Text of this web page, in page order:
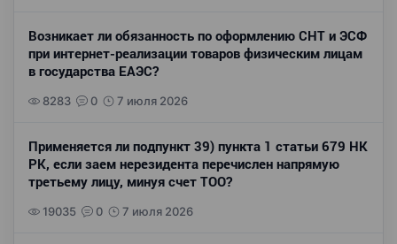
Возникает ли обязанность по оформлению СНТ и ЭСФ
при интернет-реализации товаров физическим лицам
в государства ЕАЭС?
8283 0 7 июля 2026
Применяется ли подпункт 39) пункта 1 статьи 679 НК
РК, если заем нерезидента перечислен напрямую
третьему лицу, минуя счет ТОО?
19035 0 7 июля 2026